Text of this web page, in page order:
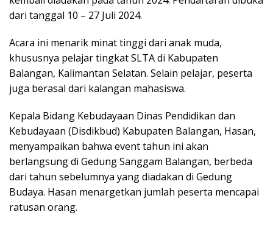
dari tanggal 10 – 27 Juli 2024.
Acara ini menarik minat tinggi dari anak muda,
khususnya pelajar tingkat SLTA di Kabupaten
Balangan, Kalimantan Selatan. Selain pelajar, peserta
juga berasal dari kalangan mahasiswa.
Kepala Bidang Kebudayaan Dinas Pendidikan dan
Kebudayaan (Disdikbud) Kabupaten Balangan, Hasan,
menyampaikan bahwa event tahun ini akan
berlangsung di Gedung Sanggam Balangan, berbeda
dari tahun sebelumnya yang diadakan di Gedung
Budaya. Hasan menargetkan jumlah peserta mencapai
ratusan orang.